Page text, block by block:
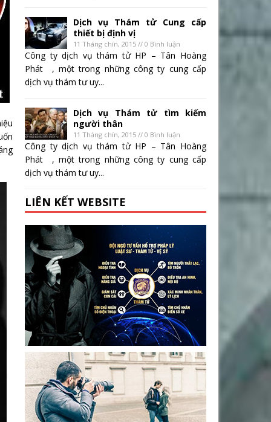
Dịch vụ Thám tử Cung cấp
thiết bị định vị
11 Tháng chín, 2015 // 0 Bình luận
Công ty dịch vụ thám tử HP – Tân Hoàng
Phát , một trong những công ty cung cấp
dịch vụ thám tư uy...
Dịch vụ Thám tử tìm kiếm
người thân
11 Tháng chín, 2015 // 0 Bình luận
Công ty dịch vụ thám tử HP – Tân Hoàng
Phát , một trong những công ty cung cấp
dịch vụ thám tư uy...
LIÊN KẾT WEBSITE